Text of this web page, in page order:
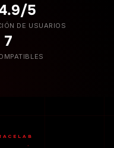
5
DE USUARIOS
7